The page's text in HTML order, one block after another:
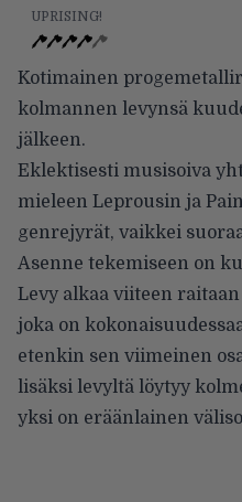
UPRISING!
Kotimainen
kolmannen levynsä
jälkeen.
Eklektisesti musisoiva
mieleen Leprousin ja
genrejyrät, vaikkei
Asenne tekemiseen on
Levy alkaa viiteen
joka on
etenkin sen viimeinen
lisäksi levyltä löytyy
yksi on eräänlainen